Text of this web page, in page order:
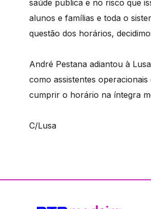
saúde publica e no risco que
alunos e famílias e toda o
questão dos horários,
André Pestana adiantou à
como assistentes
cumprir o horário na íntegra
C/Lusa